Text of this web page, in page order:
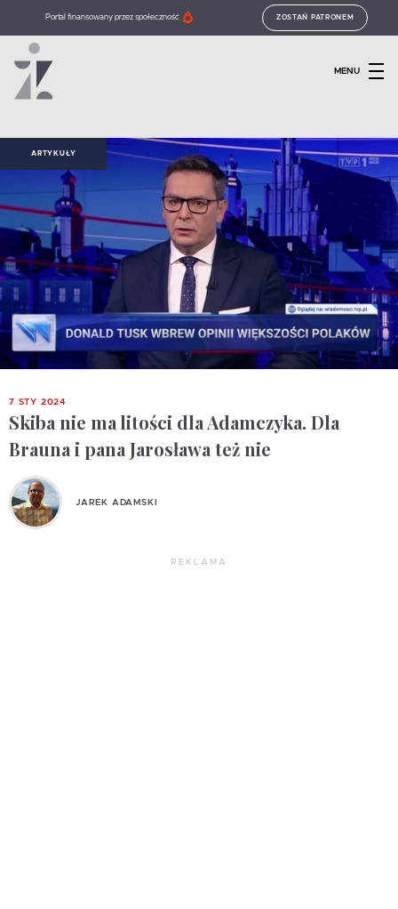
Portal finansowany przez społeczność ZOSTAŃ PATRONEM
MENU
ARTYKUŁY
7 STY 2024
Skiba nie ma litości dla Adamczyka. Dla
Brauna i pana Jarosława też nie
JAREK ADAMSKI
REKLAMA